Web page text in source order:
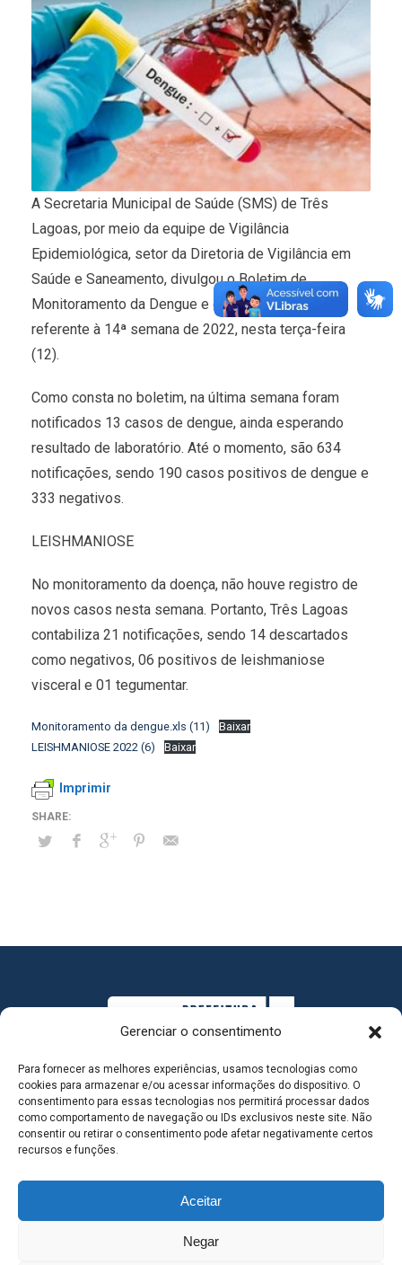
Gerenciar o consentimento
Para fornecer as melhores experiências, usamos tecnologias como
cookies para armazenar e/ou acessar informações do dispositivo. O
consentimento para essas tecnologias nos permitirá processar dados
como comportamento de navegação ou IDs exclusivos neste site. Não
consentir ou retirar o consentimento pode afetar negativamente certos
recursos e funções.
Aceitar
Negar
A Secretaria Municipal de Saúde (SMS) de Três
Lagoas, por meio da equipe de Vigilância
Epidemiológica, setor da Diretoria de Vigilância em
Saúde e Saneamento, divulgou o Boletim de
Monitoramento da Dengue e da Leishmaniose,
referente à 14ª semana de 2022, nesta terça-feira
(12).
Como consta no boletim, na última semana foram
notificados 13 casos de dengue, ainda esperando
resultado de laboratório. Até o momento, são 634
notificações, sendo 190 casos positivos de dengue e
333 negativos.
LEISHMANIOSE
No monitoramento da doença, não houve registro de
novos casos nesta semana. Portanto, Três Lagoas
contabiliza 21 notificações, sendo 14 descartados
como negativos, 06 positivos de leishmaniose
visceral e 01 tegumentar.
Monitoramento da dengue.xls (11)
Baixar
LEISHMANIOSE 2022 (6)
Baixar
Imprimir
MAPA DO SITE
SEDE DO ADMINISTRATIVO MUNICIPAL - Avenida